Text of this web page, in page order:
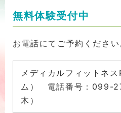
無料体験受付中
お電話にてご予約ください
メディカルフィットネス
ム） 電話番号：099-
木）